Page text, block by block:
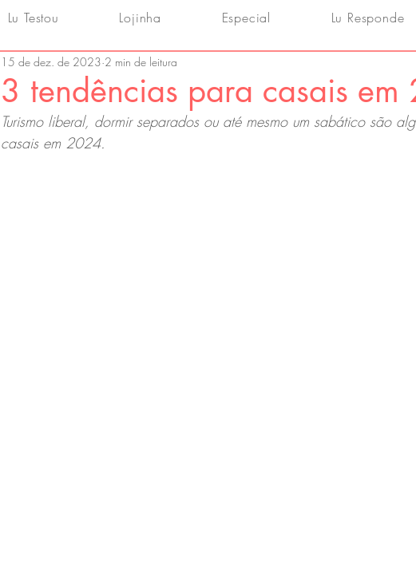
Lu Testou Lojinha Especial Lu Responde
3 tendências para casais
15 de dez. de 2023 2 min de leitura
Turismo liberal, dormir separados ou até mesmo um sabático são
casais em 2024.